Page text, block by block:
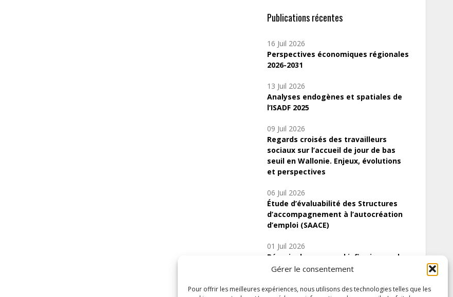
Gérer le consentement
Pour offrir les meilleures expériences, nous utilisons des technologies telles que les
Publications récentes
16 Juil 2026
Perspectives économiques régionales
2026-2031
13 Juil 2026
Analyses endogènes et spatiales de
l’ISADF 2025
09 Juil 2026
Regards croisés des travailleurs
sociaux sur l’accueil de jour de bas
seuil en Wallonie. Enjeux, évolutions
et perspectives
06 Juil 2026
Étude d’évaluabilité des Structures
d’accompagnement à l’autocréation
d’emploi (SAACE)
01 Juil 2026
Pénurie du personnel infirmier :quels
indicateurs d’offre de soins pour